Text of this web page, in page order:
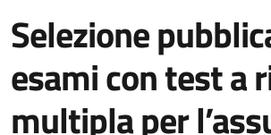
Selezione
esami con test a
multipla per